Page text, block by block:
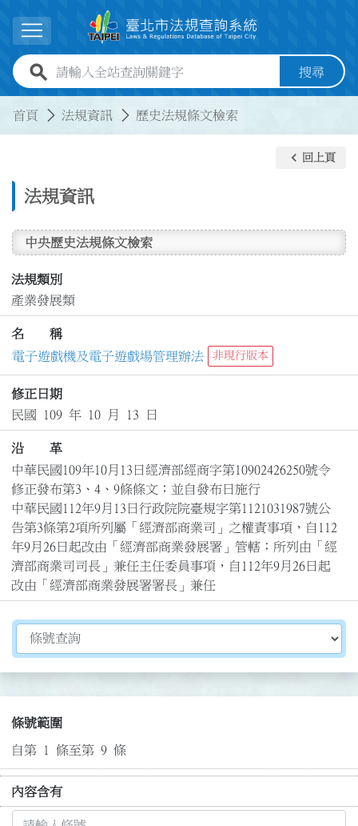
展開選單
全站查詢關鍵字欄位 搜尋
首頁 法規資訊 歷史法規條文檢索
法規資訊
keyboard_arrow_left 回上頁
中央歷史法規條文檢索
法規類別
產業發展類
名 稱
電子遊戲機及電子遊戲場管理辦法
非現行版本
修正日期
民國 109 年 10 月 13 日
沿 革
中華民國109年10月13日經濟部經商字第10902426250號令
修正發布第3、4、9條條文；並自發布日施行
中華民國112年9月13日行政院院臺規字第1121031987號公
告第3條第2項所列屬「經濟部商業司」之權責事項，自112
年9月26日起改由「經濟部商業發展署」管轄；所列由「經
濟部商業司司長」兼任主任委員事項，自112年9月26日起
改由「經濟部商業發展署署長」兼任
切換選擇法規資訊內容
條號範圍
自第 1 條至第 9 條
內容含有